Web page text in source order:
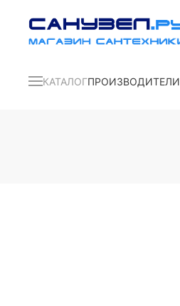
КАТАЛОГПРОИЗВОДИТЕЛИ